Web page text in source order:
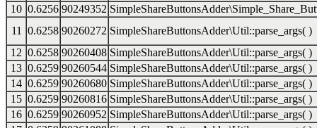
10 0.6256 90249352
11
0.6258 90260272 SimpleShareButtonsAdder\Util::parse_args( )
12 0.6258 90260408 SimpleShareButtonsAdder\Util::parse_args( )
13 0.6259 90260544 SimpleShareButtonsAdder\Util::parse_args( )
14 0.6259 90260680 SimpleShareButtonsAdder\Util::parse_args( )
15 0.6259 90260816 SimpleShareButtonsAdder\Util::parse_args( )
16 0.6259 90260952 SimpleShareButtonsAdder\Util::parse_args( )